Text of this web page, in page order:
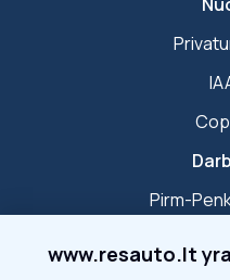
Pirm-
www.resauto.lt